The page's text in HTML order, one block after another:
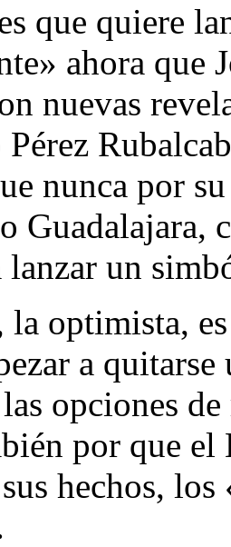
que quiere
ahora
nuevas
nunca por
Guadalajara,
un
la optimista,
a
opciones
por que
hechos,